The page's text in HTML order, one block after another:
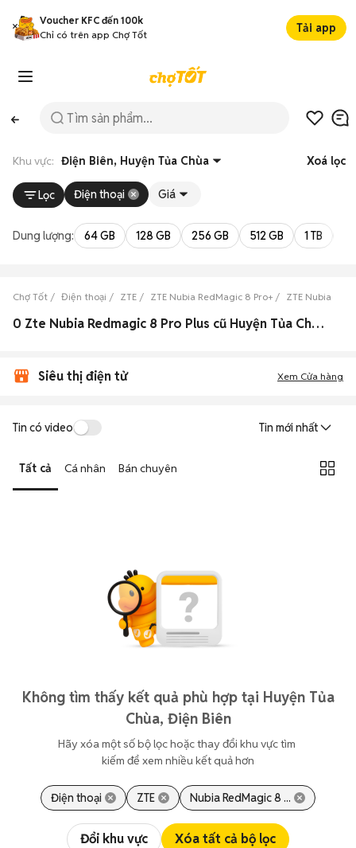
Voucher KFC đến 100k
Chỉ có trên app Chợ Tốt
Tải app
Khu vực: Điện Biên, Huyện Tủa Chùa Xoá lọc
Lọc Điện thoại Giá
Dung lượng: 64 GB 128 GB 256 GB 512 GB 1 TB
Chợ Tốt Điện thoại ZTE ZTE Nubia RedMagic 8 Pro+ ZTE Nubia
0 Zte Nubia Redmagic 8 Pro Plus cũ Huyện Tủa Chùa, Điện Biên đẹp
Siêu thị điện tử Xem Cửa hàng
Tin có video Tin mới nhất
Tất cả Cá nhân Bán chuyên
Không tìm thấy kết quả phù hợp tại Huyện Tủa
Chùa, Điện Biên
Hãy xóa một số bộ lọc hoặc thay đổi khu vực tìm
kiếm để xem nhiều kết quả hơn
Điện thoại ZTE Nubia RedMagic 8 ...
Đổi khu vực Xóa tất cả bộ lọc